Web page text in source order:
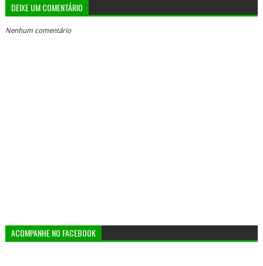
DEIXE UM COMENTÁRIO
Nenhum comentário
ACOMPANHE NO FACEBOOK